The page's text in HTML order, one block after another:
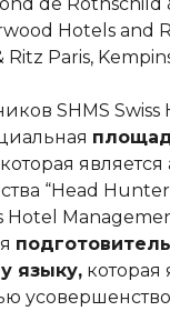
Hotels and
Ritz Paris,
SHMS Swiss
“Head
Hotel
языку, которая